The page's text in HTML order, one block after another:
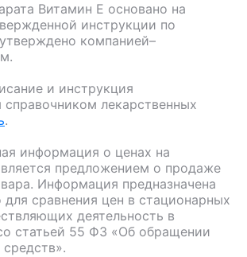
Витамин Е основано на
инструкции по
компанией–
и инструкция
справочником лекарственных
.
информация о ценах на
предложением о продаже
Информация предназначена
для сравнения цен в стационарных
деятельность в
статьей 55 ФЗ «Об обращении